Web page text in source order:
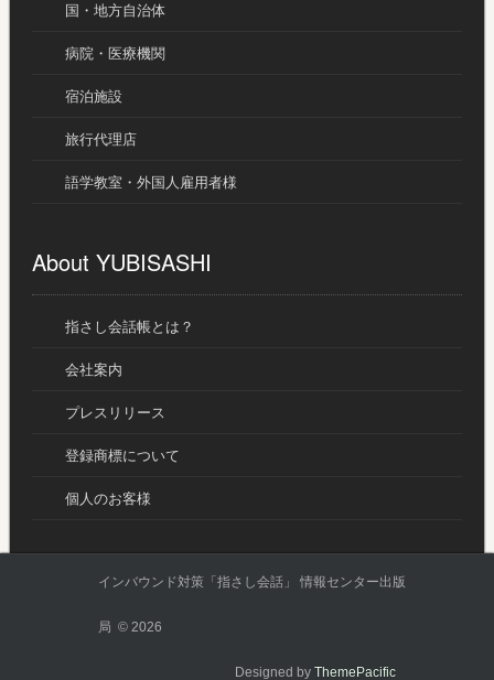
国・地方自治体
病院・医療機関
宿泊施設
旅行代理店
語学教室・外国人雇用者様
About YUBISASHI
指さし会話帳とは？
会社案内
プレスリリース
登録商標について
個人のお客様
インバウンド対策「指さし会話」 情報センター出版
局 © 2026
Designed by ThemePacific